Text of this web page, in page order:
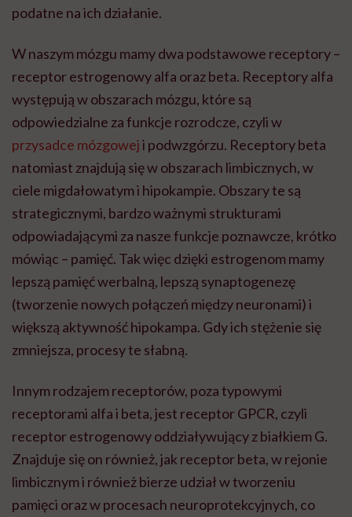
podatne na ich działanie.
W naszym mózgu mamy dwa podstawowe receptory –
receptor estrogenowy alfa oraz beta. Receptory alfa
występują w obszarach mózgu, które są
odpowiedzialne za funkcje rozrodcze, czyli w
przysadce mózgoweji podwzgórzu. Receptory beta
natomiast znajdują się w obszarach limbicznych, w
ciele migdałowatym i hipokampie. Obszary te są
strategicznymi, bardzo ważnymi strukturami
odpowiadającymi za nasze funkcje poznawcze, krótko
mówiąc – pamięć. Tak więc dzięki estrogenom mamy
lepszą pamięć werbalną, lepszą synaptogenezę
(tworzenie nowych połączeń między neuronami) i
większą aktywność hipokampa. Gdy ich stężenie się
zmniejsza, procesy te słabną.
Innym rodzajem receptorów, poza typowymi
receptorami alfa i beta, jest receptor GPCR, czyli
receptor estrogenowy oddziaływujący z białkiem G.
Znajduje się on również, jak receptor beta, w rejonie
limbicznym i również bierze udział w tworzeniu
pamięci oraz w procesach neuroprotekcyjnych, co